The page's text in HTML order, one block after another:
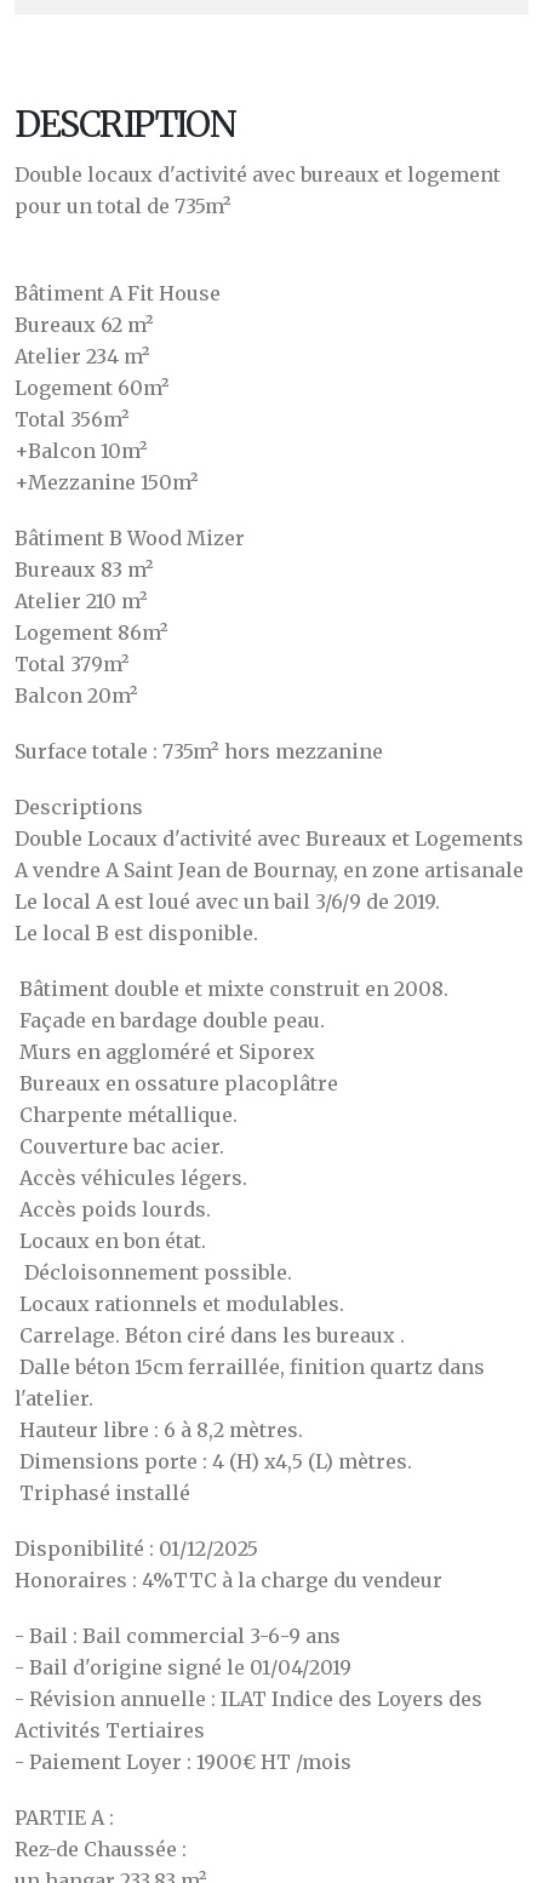
DESCRIPTION
Double locaux d'activité avec bureaux et logement
pour un total de 735m²
Bâtiment A Fit House
Bureaux 62 m²
Atelier 234 m²
Logement 60m²
Total 356m²
+Balcon 10m²
+Mezzanine 150m²
Bâtiment B Wood Mizer
Bureaux 83 m²
Atelier 210 m²
Logement 86m²
Total 379m²
Balcon 20m²
Surface totale : 735m² hors mezzanine
Descriptions
Double Locaux d'activité avec Bureaux et Logements
A vendre A Saint Jean de Bournay, en zone artisanale
Le local A est loué avec un bail 3/6/9 de 2019.
Le local B est disponible.
Bâtiment double et mixte construit en 2008.
Façade en bardage double peau.
Murs en aggloméré et Siporex
Bureaux en ossature placoplâtre
Charpente métallique.
Couverture bac acier.
Accès véhicules légers.
Accès poids lourds.
Locaux en bon état.
Décloisonnement possible.
Locaux rationnels et modulables.
Carrelage. Béton ciré dans les bureaux .
Dalle béton 15cm ferraillée, finition quartz dans
l'atelier.
Hauteur libre : 6 à 8,2 mètres.
Dimensions porte : 4 (H) x4,5 (L) mètres.
Triphasé installé
Disponibilité : 01/12/2025
Honoraires : 4%TTC à la charge du vendeur
- Bail : Bail commercial 3-6-9 ans
- Bail d'origine signé le 01/04/2019
- Révision annuelle : ILAT Indice des Loyers des
Activités Tertiaires
- Paiement Loyer : 1900€ HT /mois
PARTIE A :
Rez-de Chaussée :